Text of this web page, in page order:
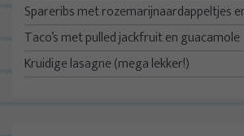
Spareribs met rozemarijnaardappeltjes
Taco’s met pulled jackfruit en guacamole
Kruidige lasagne (mega lekker!)